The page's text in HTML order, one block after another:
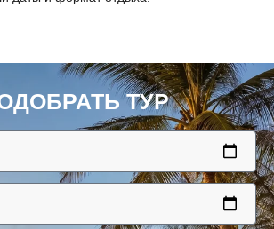
ТУР